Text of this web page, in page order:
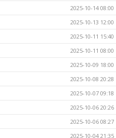
2025-10-14 08:00
2025-10-13 12:00
2025-10-11 15:40
2025-10-11 08:00
2025-10-09 18:00
2025-10-08 20:28
2025-10-07 09:18
2025-10-06 20:26
2025-10-06 08:27
2025-10-04 21:35